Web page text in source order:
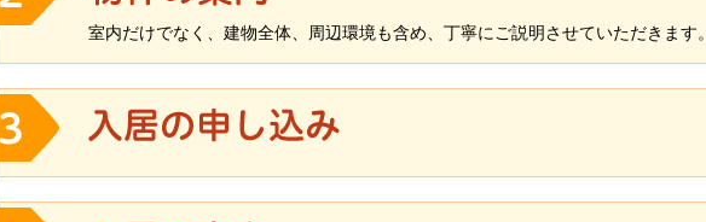
室内だけでなく、建物全体、周辺環境も含め、丁寧にご説明させていただきます。